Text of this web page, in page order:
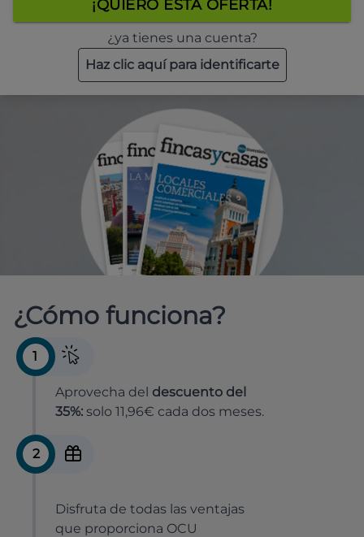
¡QUIERO ESTA OFERTA!
¿ya tienes una cuenta?
Haz clic aquí para identificarte
¿Cómo funciona?
1
Aprovecha del descuento del
35%: solo 11,96€ cada dos meses.
2
Disfruta de todas las ventajas
que proporciona OCU